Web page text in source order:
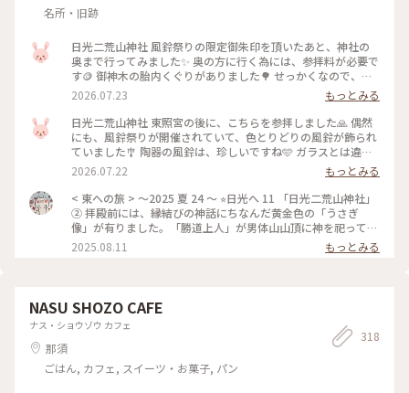
名所・旧跡
日光二荒山神社 風鈴祭りの限定御朱印を頂いたあと、神社の
奥まで行ってみました✨ 奥の方に行く為には、参拝料が必要で
す🪙 御神木の胎内くぐりがありました🌳 せっかくなので、中
を通って見ました💕 樹齢550年の大木です❗️ かなり大きな木な
ので、そんなに屈まずに歩けました👍 中でも鐘を鳴らして、穢
れを落としてもらいました🙏 更に奥に進むと、またしても風
鈴が並んでいます🎐 益子焼かな？ こちらも陶器の風鈴です🤎
札に文字が… 「人生不足を感じたら、もう少し忙しく生きる」
いやいや、これ以上忙しいのはごめんです😂 「過去は安い本
と同じ。読んだら捨てればいい」 これは心に刺さりました💘
過去にしばられるのは、辞めたほうが良さそうですね😊 #ひみ
つの絶景 #日光二荒山神社 #風鈴祭り #御朱印 #栃木
2026.07.23
もっとみる
日光二荒山神社 東照宮の後に、こちらを参拝しました🙏 偶然
にも、風鈴祭りが開催されていて、色とりどりの風鈴が飾られ
ていました🎐 陶器の風鈴は、珍しいですね🩵 ガラスとは違っ
た音色です🎶 心に響くような美しい音色でした🎐 風鈴の音
は、邪気を払ってくれるそうです💕 お参りしたあとは、少し
スッキリしたような、そんな気分になりました😊 風鈴祭り
は、九月七日まで開催されています #ひみつの絶景 #日光二荒
山神社 #風鈴祭り #日光 #栃木
2026.07.22
もっとみる
< 東への旅 > 〜2025 夏 24 〜 ⭐︎日光へ 11 「日光二荒山神社」
② 拝殿前には、縁結びの神話にちなんだ黄金色の「うさぎ
像」が有りました。「勝道上人」が男体山山頂に神を祀って１
２４０年の節目を記念して、2022年9月に制作されたそうで
す。鋳造 金箔仕立てで、高さ６０cm、重さ５０kg。両手には
られてきた有名な石です。洞察力や決断力を高め、心の邪念を
取り除き、幸運と成功をもたらすパワーがあると言われていま
す。)を持っています。うさぎ好きの私には嬉しいサプライズで
した。 「よい縁うさぎみくじ」と「御朱印」を頂いて来まし
や鳥居の前にも「良い縁打出の小槌」や「むすび大黒」など、
2025.08.11 もっとみる
NASU SHOZO CAFE
ナス・ショウゾウ カフェ
那須
ごはん, カフェ, スイーツ・お菓子, パン
318